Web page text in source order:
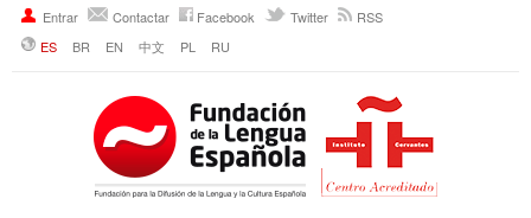
Entrar Contactar Facebook Twitter
RSS
ES
BR EN 中文 PL RU